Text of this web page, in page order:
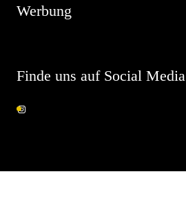
Werbung
Finde uns auf Social Media